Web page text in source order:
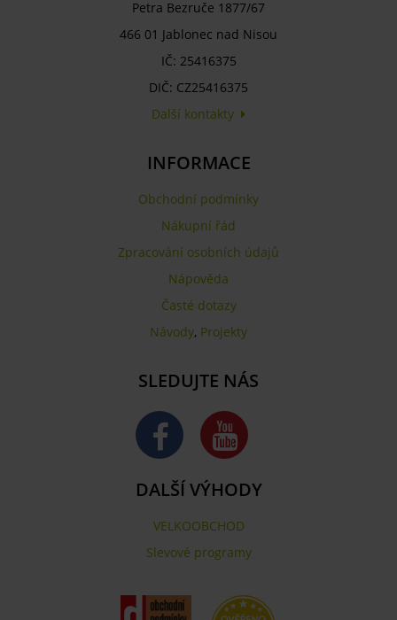
Petra Bezruče 1877/67
466 01 Jablonec nad Nisou
IČ: 25416375
DIČ: CZ25416375
Další kontakty
INFORMACE
Obchodní podmínky
Nákupní řád
Zpracování osobních údajů
Nápověda
Časté dotazy
Návody, Projekty
SLEDUJTE NÁS
DALŠÍ VÝHODY
VELKOOBCHOD
Slevové programy